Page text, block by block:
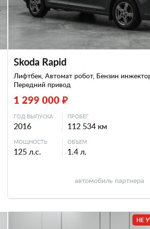
Skoda Rapid
Лифтбек, Автомат робот, Бензин
Передний привод
1 299 000 ₽
ГОД ВЫПУСКА
2016
ПРОБЕГ
112 534 км
МОЩНОСТЬ
125 л.с.
ОБЪЕМ
1.4 л.
автомобиль партнера
НЕ